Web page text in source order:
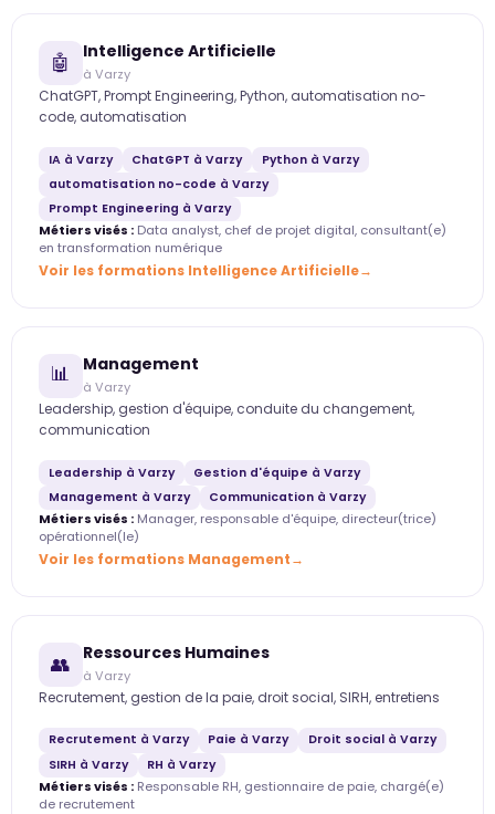
🤖 Intelligence Artificielle
à Varzy
ChatGPT, Prompt Engineering, Python, automatisation no-
code, automatisation
IA à Varzy ChatGPT à Varzy
Python à Varzy
automatisation no-code à Varzy
Prompt Engineering à Varzy
Métiers visés : Data analyst, chef de projet digital, consultant(e)
en transformation numérique
Voir les formations Intelligence Artificielle
📊 Management
à Varzy
Leadership, gestion d'équipe, conduite du changement,
communication
Leadership à Varzy
Gestion d'équipe à Varzy
Management à Varzy
Communication à Varzy
Métiers visés : Manager, responsable d'équipe, directeur(trice)
opérationnel(le)
Voir les formations Management
👥 Ressources Humaines
à Varzy
Recrutement, gestion de la paie, droit social, SIRH, entretiens
Recrutement à Varzy Paie à Varzy
Droit social à Varzy
SIRH à Varzy
RH à Varzy
Métiers visés : Responsable RH, gestionnaire de paie, chargé(e)
de recrutement